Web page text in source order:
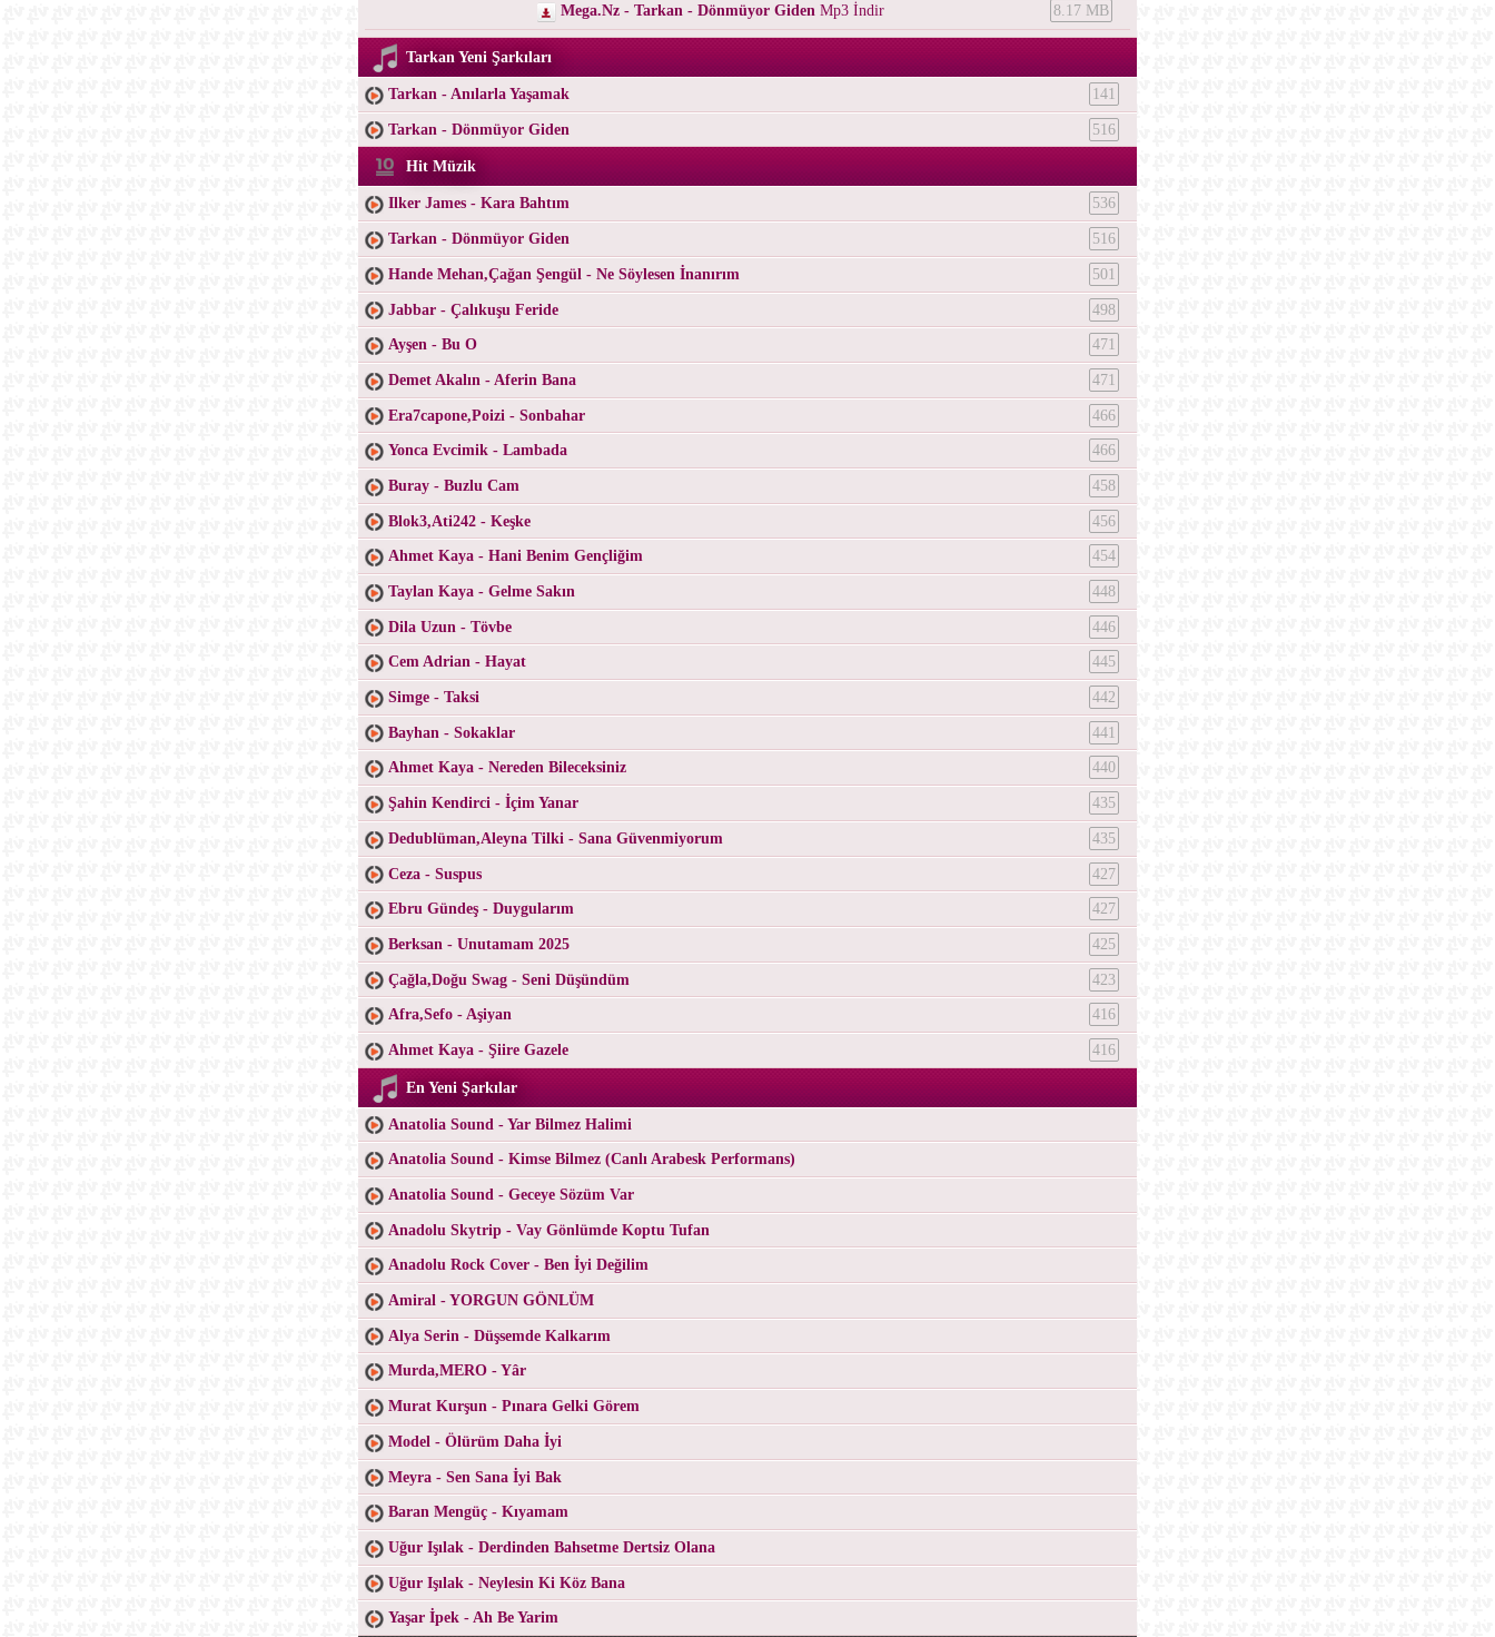
Mega.Nz - Tarkan - Dönmüyor Giden Mp3 İndir 8.17 MB
Tarkan Yeni Şarkıları
Tarkan - Anılarla Yaşamak
141
Tarkan - Dönmüyor Giden
516
Hit Müzik
Ilker James - Kara Bahtım
536
Tarkan - Dönmüyor Giden
516
Hande Mehan,Çağan Şengül - Ne Söylesen İnanırım
501
Jabbar - Çalıkuşu Feride
498
Ayşen - Bu O
471
Demet Akalın - Aferin Bana
471
Era7capone,Poizi - Sonbahar
466
Yonca Evcimik - Lambada
466
Buray - Buzlu Cam
458
Blok3,Ati242 - Keşke
456
Ahmet Kaya - Hani Benim Gençliğim
454
Taylan Kaya - Gelme Sakın
448
Dila Uzun - Tövbe
446
Cem Adrian - Hayat
445
Simge - Taksi
442
Bayhan - Sokaklar
441
Ahmet Kaya - Nereden Bileceksiniz
440
Şahin Kendirci - İçim Yanar
435
Dedublüman,Aleyna Tilki - Sana Güvenmiyorum
435
Ceza - Suspus
427
Ebru Gündeş - Duygularım
427
Berksan - Unutamam 2025
425
Çağla,Doğu Swag - Seni Düşündüm
423
Afra,Sefo - Aşiyan
416
Ahmet Kaya - Şiire Gazele
416
En Yeni Şarkılar
Anatolia Sound - Yar Bilmez Halimi
Anatolia Sound - Kimse Bilmez (Canlı Arabesk Performans)
Anatolia Sound - Geceye Sözüm Var
Anadolu Skytrip - Vay Gönlümde Koptu Tufan
Anadolu Rock Cover - Ben İyi Değilim
Amiral - YORGUN GÖNLÜM
Alya Serin - Düşsemde Kalkarım
Murda,MERO - Yâr
Murat Kurşun - Pınara Gelki Görem
Model - Ölürüm Daha İyi
Meyra - Sen Sana İyi Bak
Baran Mengüç - Kıyamam
Uğur Işılak - Derdinden Bahsetme Dertsiz Olana
Uğur Işılak - Neylesin Ki Köz Bana
Yaşar İpek - Ah Be Yarim